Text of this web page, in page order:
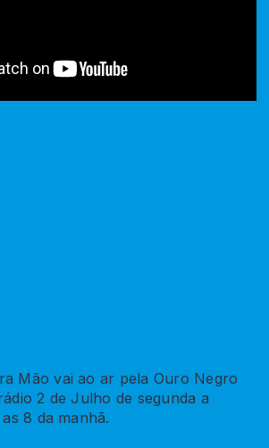
Mão vai ao ar pela Ouro Negro
2 de Julho de segunda a
8 da manhã.